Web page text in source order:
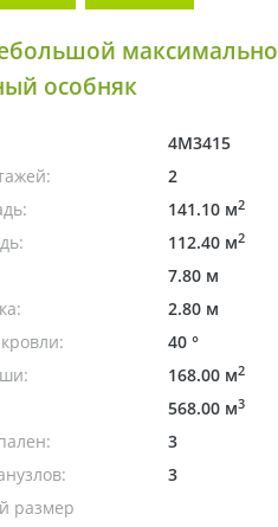
максимально
особняк
4M3415
2
141.10 м2
112.40 м2
7.80 м
2.80 м
40 °
168.00 м2
568.00 м3
3
3
размер